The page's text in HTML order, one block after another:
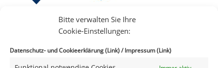
Bitte verwalten Sie Ihre
Cookie-Einstellungen:
Datenschutz- und Cookieerklärung (Link)/Impressum (Link)